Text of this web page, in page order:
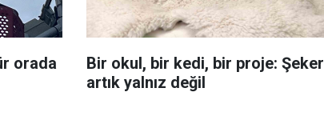
orada
Bir okul, bir kedi, bir proje: Şeker
artık yalnız değil